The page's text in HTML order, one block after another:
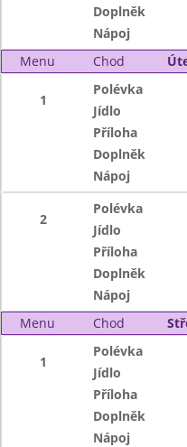
Doplněk
Nápoj
Menu
Chod
1
Polévka
Jídlo
Příloha
Doplněk
Nápoj
2
Polévka
Jídlo
Příloha
Doplněk
Nápoj
Menu
Chod
1
Polévka
Jídlo
Příloha
Doplněk
Nápoj